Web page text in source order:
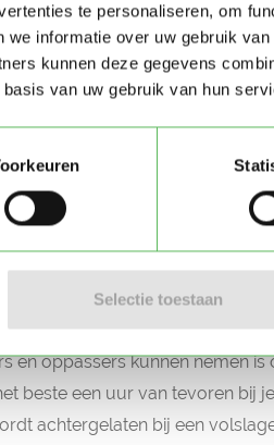
te personaliseren, om
informatie over uw gebruik
kunnen deze gegevens
van uw gebruik van hun
Selectie toestaan
ontwikkeling, betekent dat
ouders hun kind willen
afscheid.
dit afscheid voor ouders,
de tranen niet helemaal
en oppassers kunnen nemen
beste een uur van tevoren bij
achtergelaten bij een